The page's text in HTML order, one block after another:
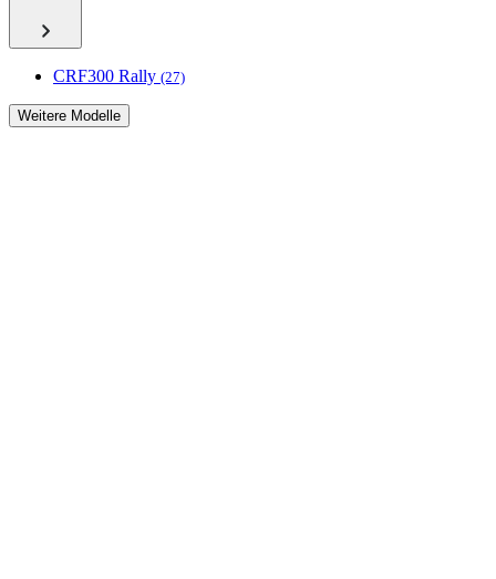
CRF300 Rally (27)
Weitere Modelle